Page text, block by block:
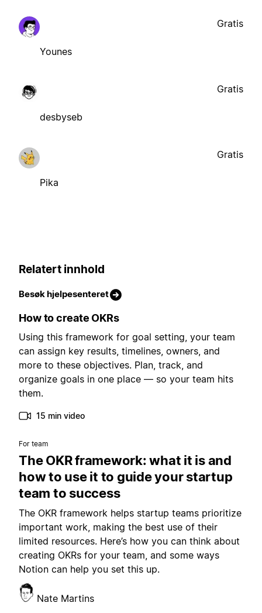
Younes
Gratis
desbyseb
Gratis
Pika
Gratis
Relatert innhold
Besøk hjelpesenteret
How to create OKRs
Using this framework for goal setting, your team
can assign key results, timelines, owners, and
more to these objectives. Plan, track, and
organize goals in one place — so your team hits
them.
15 min video
For team
The OKR framework: what it is and
how to use it to guide your startup
team to success
The OKR framework helps startup teams prioritize
important work, making the best use of their
limited resources. Here’s how you can think about
creating OKRs for your team, and some ways
Notion can help you set this up.
Nate Martins